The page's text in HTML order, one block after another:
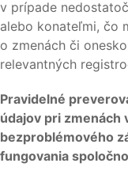
v prípade
alebo konateľmi, čo
o zmenách či
relevantných
Pravidelné
údajov pri zmenách
bezproblémového
fungovania